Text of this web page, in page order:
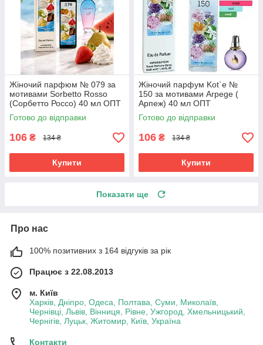
Жіночий парфюм № 079 за
мотивами Sorbetto Rosso
(Сорбетто Россо) 40 мл ОПТ
Готово до відправки
106 ₴ 134 ₴
Купити
Жіночий парфум Kot`e №
150 за мотивами Arpege (
Арпеж) 40 мл ОПТ
Готово до відправки
106 ₴ 134 ₴
Купити
Показати ще
Про нас
100% позитивних з 164 відгуків за рік
Працює з 22.08.2013
м. Київ
Харків, Дніпро, Одеса, Полтава, Суми, Миколаїв,
Чернівці, Львів, Вінниця, Рівне, Ужгород, Хмельницький,
Чернігів, Луцьк, Житомир, Київ, Україна
Контакти